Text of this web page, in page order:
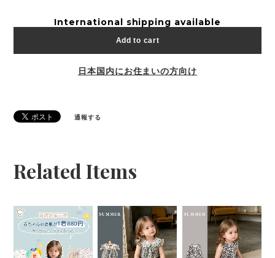
International shipping available
Add to cart
日本国内にお住まいの方向け
通報する
Related Items